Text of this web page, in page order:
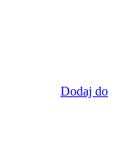
Dodaj do